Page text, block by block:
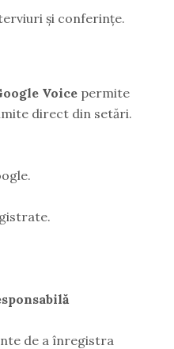
și conferințe.
Voice permite
direct din setări.
de a înregistra